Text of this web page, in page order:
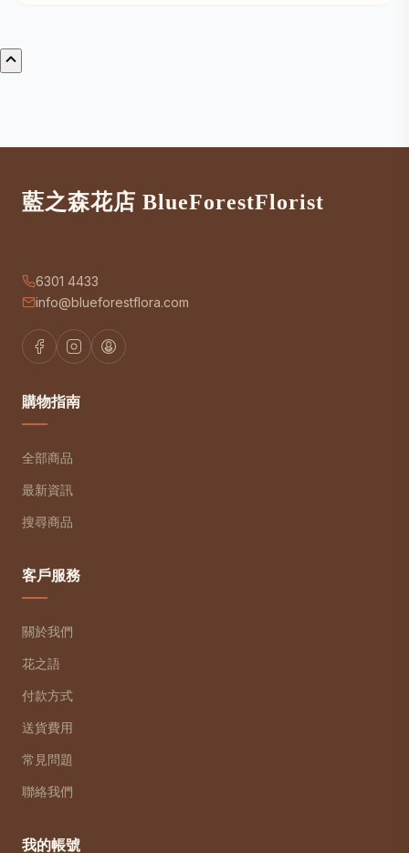
藍之森花店 BlueForestFlorist
6301 4433
info@blueforestflora.com
購物指南
全部商品
最新資訊
搜尋商品
客戶服務
關於我們
花之語
付款方式
送貨費用
常見問題
聯絡我們
我的帳號